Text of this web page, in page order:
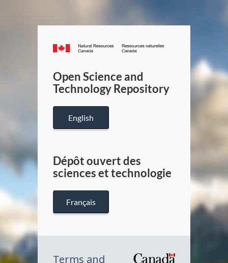
Canada.ca
/
Canada
Open Science and
Technology Repository
English
Dépôt ouvert des
sciences et technologie
Français
Terms and